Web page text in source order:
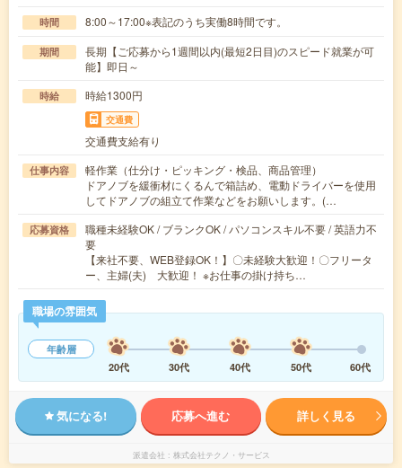
時間 8:00～17:00※表記のうち実働8時間です。
期間
長期【ご応募から1週間以内(最短2日目)のスピード就業が可
能】即日～
時給 時給1300円
交通費
交通費支給有り
仕事内容
軽作業（仕分け・ピッキング・検品、商品管理）
ドアノブを緩衝材にくるんで箱詰め、電動ドライバーを使用
してドアノブの組立て作業などをお願いします。(…
応募資格
職種未経験OK / ブランクOK / パソコンスキル不要 / 英語力不
要
【来社不要、WEB登録OK！】〇未経験大歓迎！〇フリータ
ー、主婦(夫) 大歓迎！ ※お仕事の掛け持ち…
職場の雰囲気
年齢層
20代
30代 40代 50代 60代
気になる! 応募へ進む 詳しく見る
派遣会社 株式会社テクノ・サービス